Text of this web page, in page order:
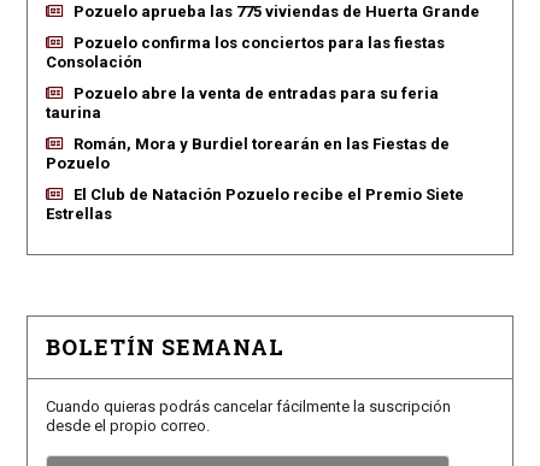
Pozuelo aprueba las 775 viviendas de Huerta Grande
Pozuelo confirma los conciertos para las fiestas
Consolación
Pozuelo abre la venta de entradas para su feria
taurina
Román, Mora y Burdiel torearán en las Fiestas de
Pozuelo
El Club de Natación Pozuelo recibe el Premio Siete
Estrellas
BOLETÍN SEMANAL
Cuando quieras podrás cancelar fácilmente la suscripción
desde el propio correo.